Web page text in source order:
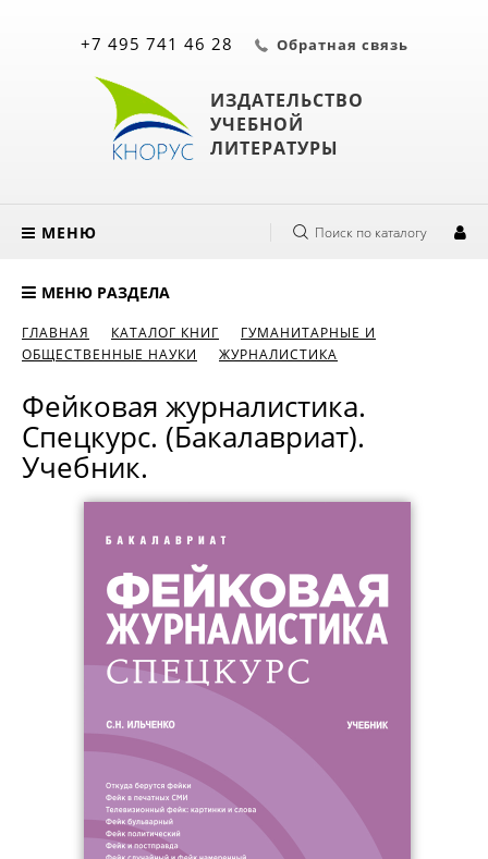
ИЗДАТЕЛЬСТВО
УЧЕБНОЙ
ЛИТЕРАТУРЫ
+7 495 741 46 28 Обратная связь
МЕНЮ Поиск по каталогу
МЕНЮ РАЗДЕЛА
ГЛАВНАЯ КАТАЛОГ КНИГ
ГУМАНИТАРНЫЕ И
ОБЩЕСТВЕННЫЕ НАУКИ
ЖУРНАЛИСТИКА
Фейковая журналистика.
Спецкурс. (Бакалавриат).
Учебник.